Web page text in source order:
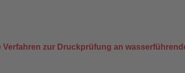
Verfahren zur Druckprüfung an